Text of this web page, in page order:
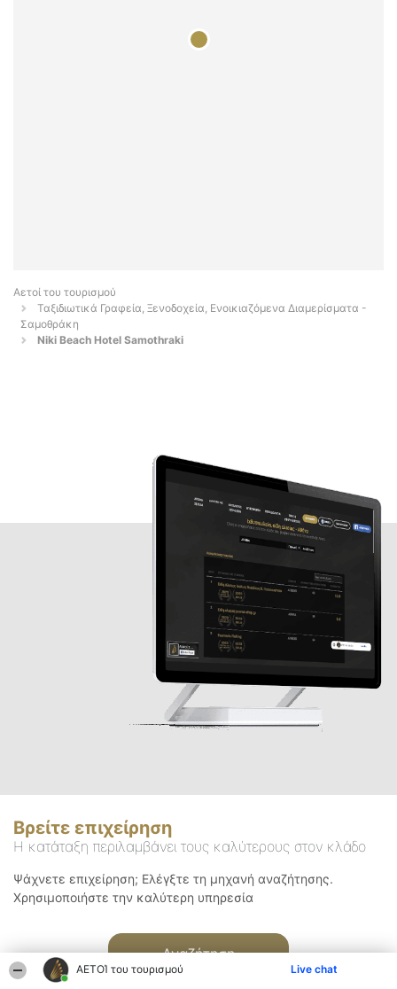
ΑΕΤΟΊ του τουρισμού Live chat
Αετοί του τουρισμού
Ταξιδιωτικά Γραφεία, Ξενοδοχεία, Ενοικιαζόμενα Διαμερίσματα -
Σαμοθράκη
Niki Beach Hotel Samothraki
Βρείτε επιχείρηση
Η κατάταξη περιλαμβάνει τους καλύτερους στον κλάδο
Ψάχνετε επιχείρηση; Ελέγξτε τη μηχανή αναζήτησης.
Χρησιμοποιήστε την καλύτερη υπηρεσία
Αναζήτηση